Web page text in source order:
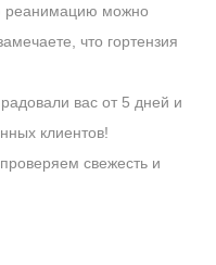
реанимацию можно
что гортензия
вас от 5 дней и
клиентов!
свежесть и